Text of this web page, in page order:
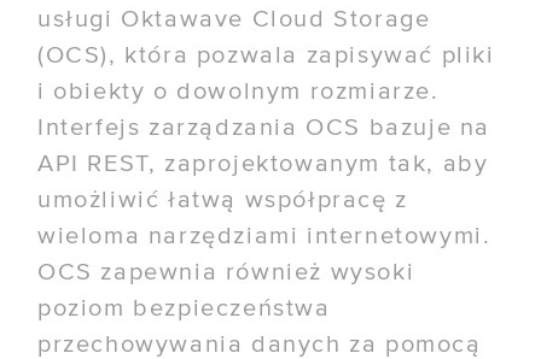
usługi Oktawave Cloud Storage
(OCS), która pozwala zapisywać pliki
i obiekty o dowolnym rozmiarze.
Interfejs zarządzania OCS bazuje na
API REST, zaprojektowanym tak, aby
umożliwić łatwą współpracę z
wieloma narzędziami internetowymi.
OCS zapewnia również wysoki
poziom bezpieczeństwa
przechowywania danych za pomocą